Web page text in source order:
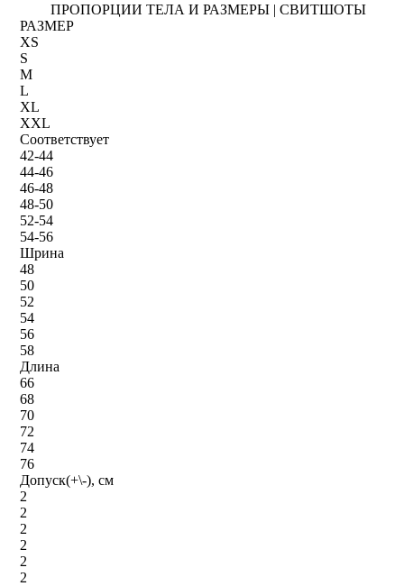
ПРОПОРЦИИ ТЕЛА И РАЗМЕРЫ | СВИТШОТЫ
РАЗМЕР
XS
S
M
L
XL
XXL
Соответствует
42-44
44-46
46-48
48-50
52-54
54-56
Шрина
48
50
52
54
56
58
Длина
66
68
70
72
74
76
Допуск(+\-), см
2
2
2
2
2
2